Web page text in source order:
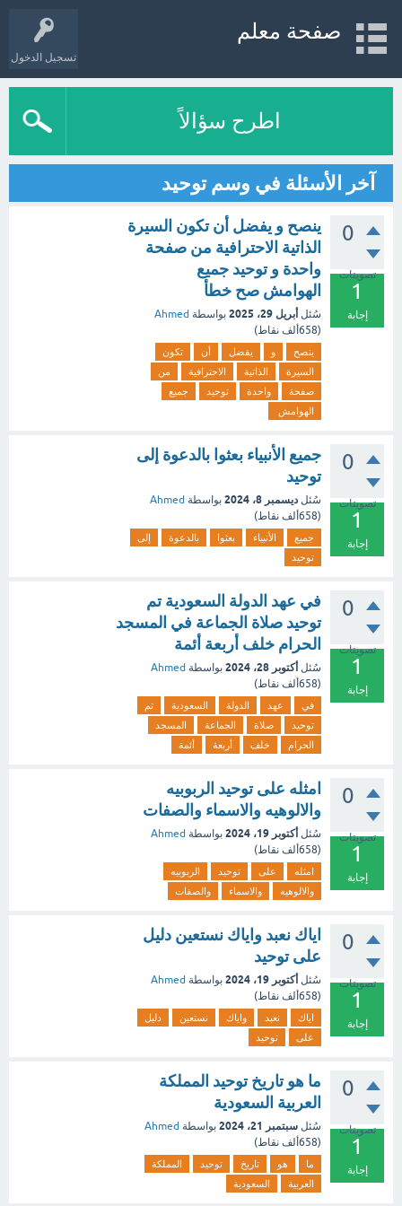
تسجيل الدخول
صفحة معلم
اطرح سؤالاً
آخر الأسئلة في وسم توحيد
0
تصويتات
1
إجابة
ينصح و يفضل أن تكون السيرة
الذاتية الاحترافية من صفحة
واحدة و توحيد جميع
الهوامش صح خطأ
سُئل أبريل 29، 2025 بواسطة Ahmed
(658ألف نقاط)
ينصح و يفضل أن
تكون
السيرة
الذاتية الاحترافية
من
صفحة
واحدة توحيد
جميع
الهوامش
0
تصويتات
1
إجابة
جميع الأنبياء بعثوا بالدعوة إلى
توحيد
سُئل ديسمبر 8، 2024 بواسطة Ahmed
(658ألف نقاط)
جميع الأنبياء بعثوا بالدعوة
إلى
توحيد
0
تصويتات
1
إجابة
في عهد الدولة السعودية تم
توحيد صلاة الجماعة في المسجد
الحرام خلف أربعة أئمة
سُئل أكتوبر 28، 2024 بواسطة Ahmed
(658ألف نقاط)
في عهد الدولة السعودية
تم
توحيد
صلاة الجماعة
المسجد
الحرام
خلف أربعة أئمة
0
تصويتات
1
إجابة
امثله على توحيد الربوبيه
والالوهيه والاسماء والصفات
سُئل أكتوبر 19، 2024 بواسطة Ahmed
(658ألف نقاط)
امثله على توحيد
الربوبيه
والالوهيه
والاسماء والصفات
0
تصويتات
1
إجابة
اياك نعبد واياك نستعين دليل
على توحيد
سُئل أكتوبر 19، 2024 بواسطة Ahmed
(658ألف نقاط)
اياك نعبد واياك نستعين
دليل
على
توحيد
0
تصويتات
1
إجابة
ما هو تاريخ توحيد المملكة
العربية السعودية
سُئل سبتمبر 21، 2024 بواسطة Ahmed
(658ألف نقاط)
ما هو تاريخ توحيد
المملكة
العربية
السعودية